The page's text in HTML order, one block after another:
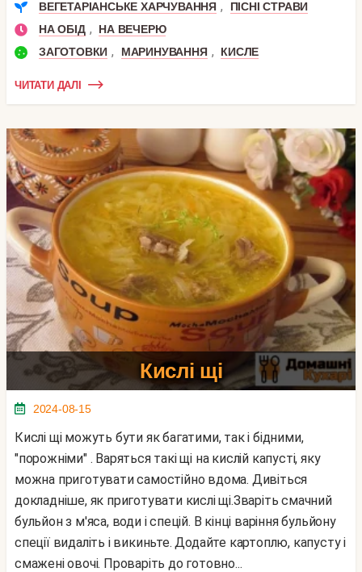
ВЕГЕТАРІАНСЬКЕ ХАРЧУВАННЯ ,
ПІСНІ СТРАВИ
НА ОБІД ,
НА ВЕЧЕРЮ
ЗАГОТОВКИ , МАРИНУВАННЯ , КИСЛЕ
ЧИТАТИ ДАЛІ
Кислі щі
2024-08-15
Кислі щі можуть бути як багатими, так і бідними,
"порожніми" . Варяться такі щі на кислій капусті, яку
можна приготувати самостійно вдома. Дивіться
докладніше, як приготувати кислі щі.Зваріть смачний
бульйон з м'яса, води і спецій. В кінці варіння бульйону
спеції видаліть і викиньте. Додайте картоплю, капусту і
смажені овочі. Проваріть до готовно...